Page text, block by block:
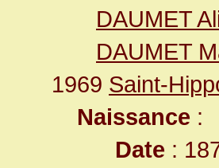
DAUMET
DAUMET
1969 Saint-
Naissance :
Date :